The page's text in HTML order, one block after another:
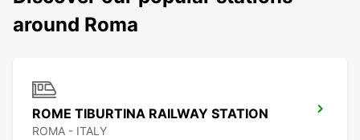
around Roma
ROME TIBURTINA RAILWAY STATION
ROMA - ITALY